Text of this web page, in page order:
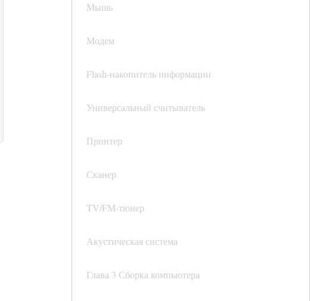
Мышь
Модем
Flash-накопитель информации
Универсальный считыватель
Принтер
Сканер
TV/FM-тюнер
Акустическая система
Глава 3 Сборка компьютера